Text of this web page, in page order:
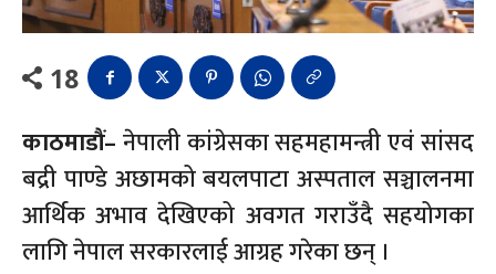
18
काठमाडौं–नेपाली कांग्रेसका सहमहामन्त्री एवं सांसद
बद्री पाण्डे अछामको बयलपाटा अस्पताल सञ्चालनमा
आर्थिक अभाव देखिएको अवगत गराउँदै सहयोगका
लागि नेपाल सरकारलाई आग्रह गरेका छन् ।